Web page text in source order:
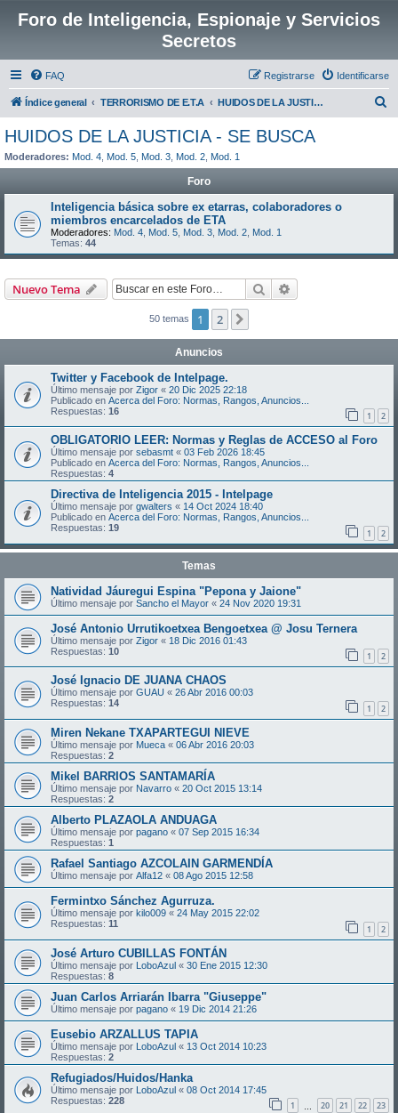
Foro de Inteligencia, Espionaje y Servicios
Secretos
FAQ Identificarse
Registrarse
Índice general TERRORISMO DE E.T.A HUIDOS DE LA JUSTICIA - SE BUSCA
HUIDOS DE LA JUSTICIA - SE BUSCA
Moderadores: Mod. 4 Mod. 5 Mod. 3 Mod. 2 Mod. 1
Foro
Inteligencia básica sobre ex etarras, colaboradores o
miembros encarcelados de ETA
Moderadores: Mod. 4 Mod. 5 Mod. 3 Mod. 2 Mod. 1
Temas: 44
Nuevo Tema Buscar
50 temas 1 2
Anuncios
Twitter y Facebook de Intelpage.
Último mensaje por Zigor « 20 Dic 2025 22:18
Publicado en Acerca del Foro: Normas, Rangos, Anuncios...
Respuestas: 16 1 2
OBLIGATORIO LEER: Normas y Reglas de ACCESO al Foro
Último mensaje por sebasmt « 03 Feb 2026 18:45
Publicado en Acerca del Foro: Normas, Rangos, Anuncios...
Respuestas: 4
Directiva de Inteligencia 2015 - Intelpage
Último mensaje por gwalters « 14 Oct 2024 18:40
Publicado en Acerca del Foro: Normas, Rangos, Anuncios...
Respuestas: 19 1 2
Temas
Natividad Jáuregui Espina "Pepona y Jaione"
Último mensaje por Sancho el Mayor « 24 Nov 2020 19:31
José Antonio Urrutikoetxea Bengoetxea @ Josu Ternera
Último mensaje por Zigor « 18 Dic 2016 01:43
Respuestas: 10 1 2
José Ignacio DE JUANA CHAOS
Último mensaje por GUAU « 26 Abr 2016 00:03
Respuestas: 14 1 2
Miren Nekane TXAPARTEGUI NIEVE
Último mensaje por Mueca « 06 Abr 2016 20:03
Respuestas: 2
Mikel BARRIOS SANTAMARÍA
Último mensaje por Navarro « 20 Oct 2015 13:14
Respuestas: 2
Alberto PLAZAOLA ANDUAGA
Último mensaje por pagano « 07 Sep 2015 16:34
Respuestas: 1
Rafael Santiago AZCOLAIN GARMENDÍA
Último mensaje por Alfa12 « 08 Ago 2015 12:58
Fermintxo Sánchez Agurruza.
Último mensaje por kilo009 « 24 May 2015 22:02
Respuestas: 11 1 2
José Arturo CUBILLAS FONTÁN
Último mensaje por LoboAzul « 30 Ene 2015 12:30
Respuestas: 8
Juan Carlos Arriarán Ibarra "Giuseppe"
Último mensaje por pagano « 19 Dic 2014 21:26
Eusebio ARZALLUS TAPIA
Último mensaje por LoboAzul « 13 Oct 2014 10:23
Respuestas: 2
Refugiados/Huidos/Hanka
Último mensaje por LoboAzul « 08 Oct 2014 17:45
Respuestas: 228 1 20 21 22 23